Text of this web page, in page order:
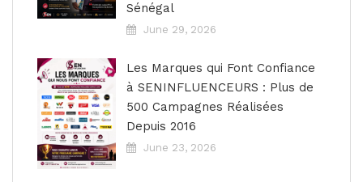
Sénégal
June 29, 2026
Les Marques qui Font Confiance
à SENINFLUENCEURS : Plus de
500 Campagnes Réalisées
Depuis 2016
June 23, 2026